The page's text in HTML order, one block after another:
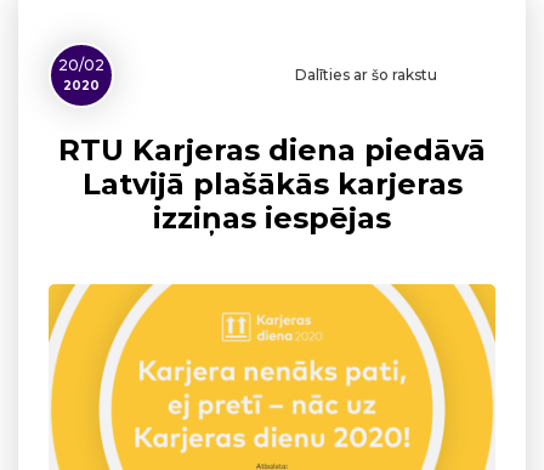
20/02
2020
Dalīties ar šo rakstu
RTU Karjeras diena piedāvā
Latvijā plašākās karjeras
izziņas iespējas